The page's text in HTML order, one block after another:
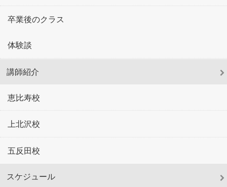
卒業後のクラス
体験談
講師紹介
恵比寿校
上北沢校
五反田校
スケジュール